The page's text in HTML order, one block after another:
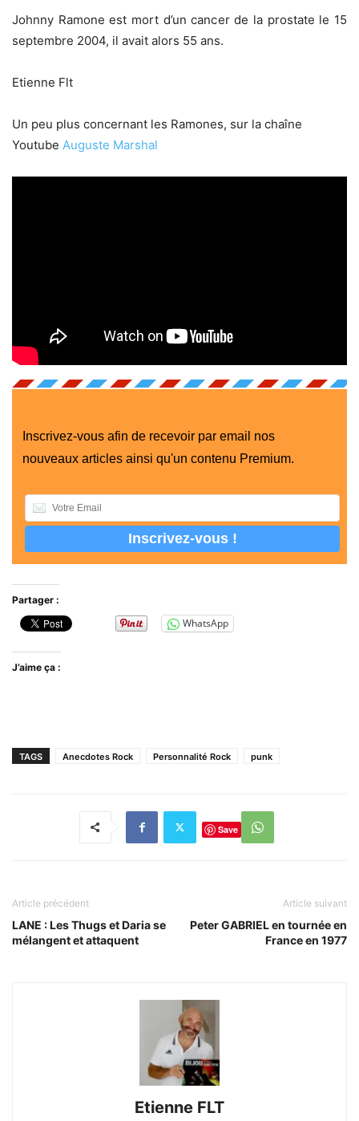
Johnny Ramone est mort d’un cancer de la prostate le 15
septembre 2004, il avait alors 55 ans.
Etienne Flt
Un peu plus concernant les Ramones, sur la chaîne
Youtube Auguste Marshal
Inscrivez-vous afin de recevoir par email nos
nouveaux articles ainsi qu'un contenu Premium.
Partager :
WhatsApp
J’aime ça :
TAGS Anecdotes Rock Personnalité Rock punk
Save
Article précédent
LANE : Les Thugs et Daria se
mélangent et attaquent
Article suivant
Peter GABRIEL en tournée en
France en 1977
Etienne FLT